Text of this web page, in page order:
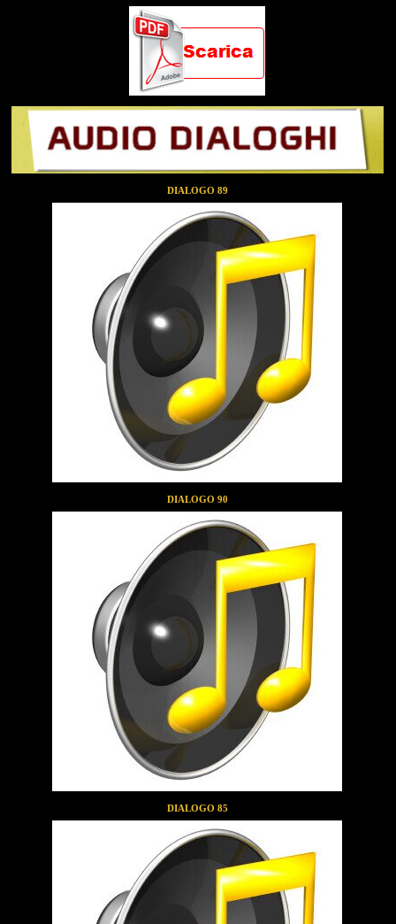
DIALOGO 89
DIALOGO 90
DIALOGO 85